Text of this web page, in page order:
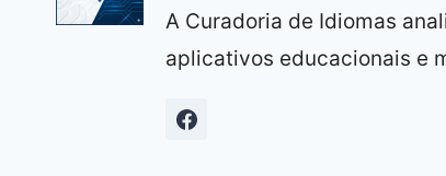
A Curadoria de Idiomas
aplicativos educacionais e